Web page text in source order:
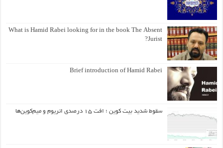
What is Hamid Rabei looking for in the book The Absent
Jurist?
Brief introduction of Hamid Rabei
سقوط شدید بیت کوین ؛ افت ۱۵ درصدی اتریوم و میم‌کوین‌ها